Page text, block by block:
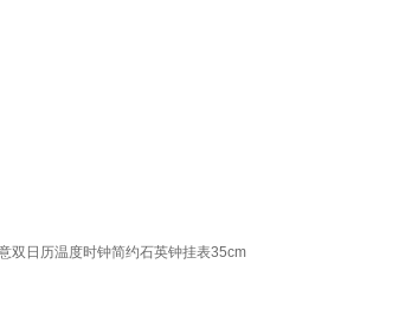
双日历温度时钟简约石英钟挂表35cm